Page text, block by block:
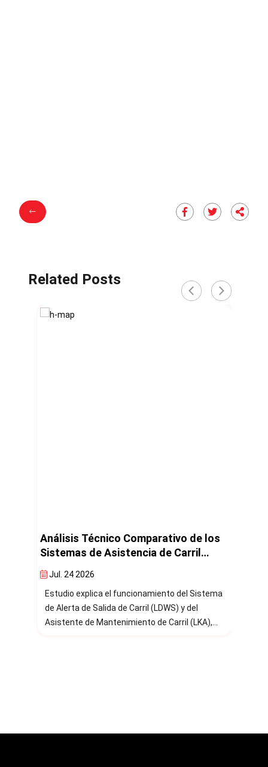
Related Posts
de los
de Carril
del Sistema
y del
Carril (LKA),
Análisis Técnico sobre el Sistema
Antibloqueo de Frenos (ABS)
Jul. 24 2026
Estudio explica cómo el Sistema Antibloqueo
de Frenos (ABS) impide el bloqueo de las
ruedas durante una frenada brusca o de
‹ ›